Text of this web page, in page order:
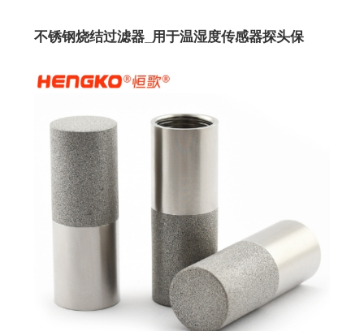
不锈钢烧结过滤器_用于温湿度传感器探头保